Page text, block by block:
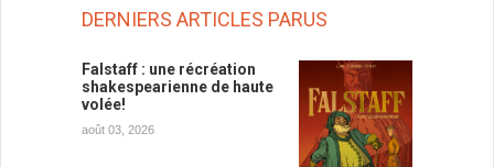
DERNIERS ARTICLES PARUS
Falstaff : une récréation
shakespearienne de haute
volée!
août 03, 2026